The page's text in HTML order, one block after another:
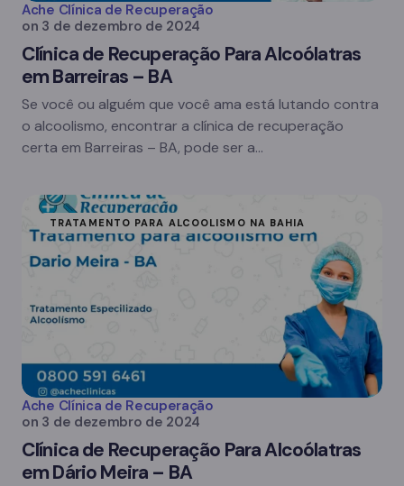
Ache Clínica de Recuperação
on 3 de dezembro de 2024
Clínica de Recuperação Para Alcoólatras
em Barreiras – BA
Se você ou alguém que você ama está lutando contra
o alcoolismo, encontrar a clínica de recuperação
certa em Barreiras – BA, pode ser a…
TRATAMENTO PARA ALCOOLISMO NA BAHIA
Ache Clínica de Recuperação
on 3 de dezembro de 2024
Clínica de Recuperação Para Alcoólatras
em Dário Meira – BA